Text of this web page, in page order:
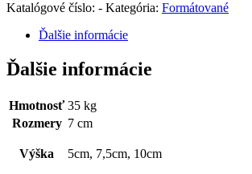
Katalógové číslo: - Kategória: Formátované
Ďalšie informácie
Ďalšie informácie
Hmotnosť 35 kg
Rozmery 7 cm
Výška 5cm, 7,5cm, 10cm